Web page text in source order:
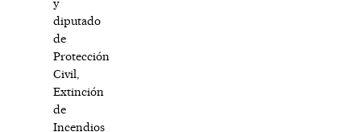
y
diputado
de
Protección
Civil,
Extinción
de
Incendios